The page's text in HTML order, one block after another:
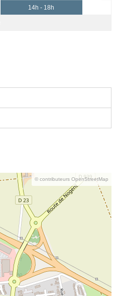
14h - 18h
© contributeurs OpenStreetMap